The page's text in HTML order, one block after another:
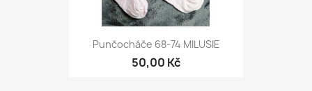
Punčocháče 68-74 MILUSIE
50,00 Kč